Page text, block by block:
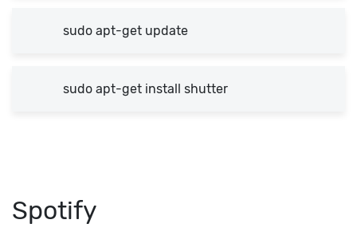
sudo apt-get update
sudo apt-get install shutter
Spotify